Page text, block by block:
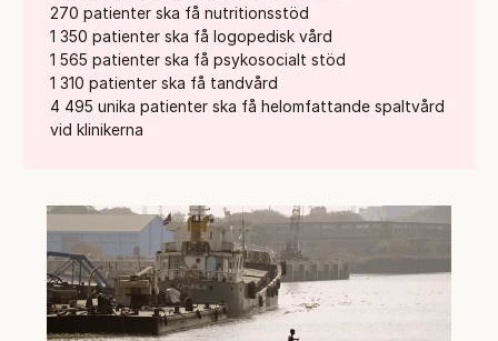
270 patienter ska få nutritionsstöd
1 350 patienter ska få logopedisk vård
1 565 patienter ska få psykosocialt stöd
1 310 patienter ska få tandvård
4 495 unika patienter ska få helomfattande spaltvård
vid klinikerna